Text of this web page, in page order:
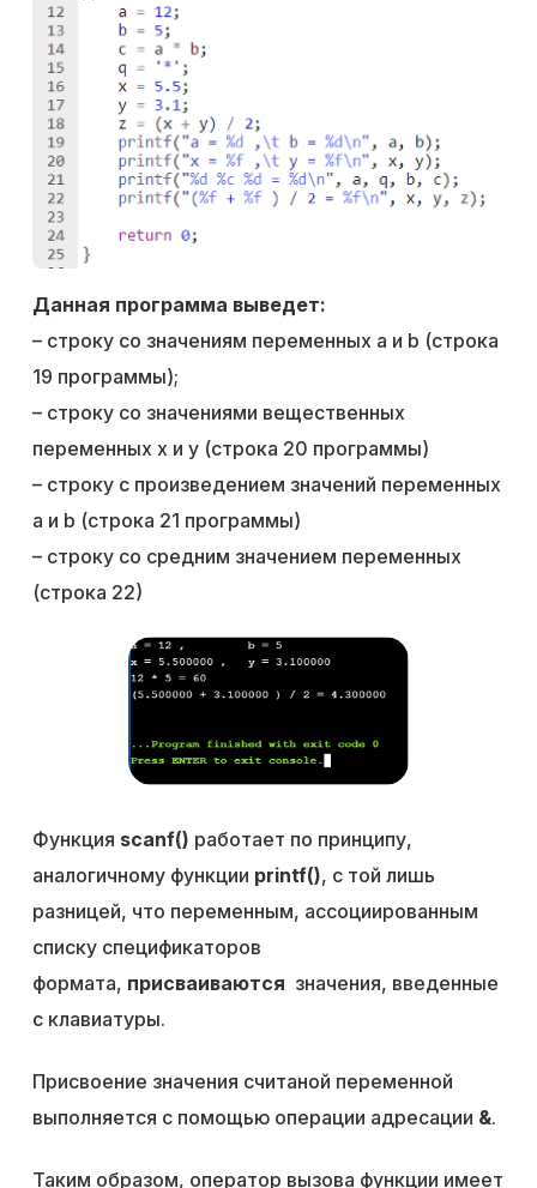
Данная программа выведет:
– строку со значениям переменных a и b (строка
19 программы);
– строку со значениями вещественных
переменных x и y (строка 20 программы)
– строку с произведением значений переменных
a и b (строка 21 программы)
– строку со средним значением переменных
(строка 22)
Функция scanf() работает по принципу,
аналогичному функции printf(), с той лишь
разницей, что переменным, ассоциированным
списку спецификаторов
формата, присваиваются значения, введенные
с клавиатуры.
Присвоение значения считаной переменной
выполняется с помощью операции адресации &.
Таким образом, оператор вызова функции имеет